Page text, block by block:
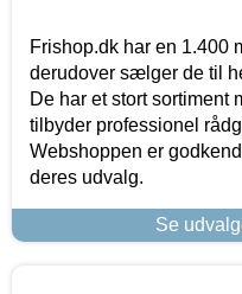
Frishop.dk har en 1.400
derudover sælger de til
De har et stort sortiment
tilbyder professionel
Webshoppen er
deres udvalg.
Se